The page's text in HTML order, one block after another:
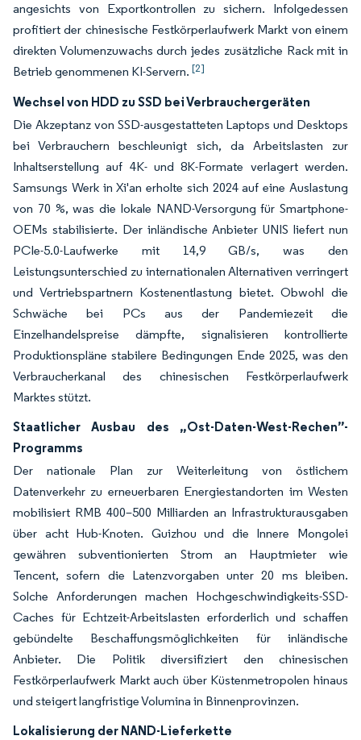
angesichts von Exportkontrollen zu sichern. Infolgedessen
profitiert der chinesische Festkörperlaufwerk Markt von einem
direkten Volumenzuwachs durch jedes zusätzliche Rack mit in
Betrieb genommenen KI-Servern. [2]
Wechsel von HDD zu SSD bei Verbrauchergeräten
Die Akzeptanz von SSD-ausgestatteten Laptops und Desktops
bei Verbrauchern beschleunigt sich, da Arbeitslasten zur
Inhaltserstellung auf 4K- und 8K-Formate verlagert werden.
Samsungs Werk in Xi'an erholte sich 2024 auf eine Auslastung
von 70 %, was die lokale NAND-Versorgung für Smartphone-
OEMs stabilisierte. Der inländische Anbieter UNIS liefert nun
PCIe-5.0-Laufwerke mit 14,9 GB/s, was den
Leistungsunterschied zu internationalen Alternativen verringert
und Vertriebspartnern Kostenentlastung bietet. Obwohl die
Schwäche bei PCs aus der Pandemiezeit die
Einzelhandelspreise dämpfte, signalisieren kontrollierte
Produktionspläne stabilere Bedingungen Ende 2025, was den
Verbraucherkanal des chinesischen Festkörperlaufwerk
Marktes stützt.
Staatlicher Ausbau des „Ost-Daten-West-Rechen”-
Programms
Der nationale Plan zur Weiterleitung von östlichem
Datenverkehr zu erneuerbaren Energiestandorten im Westen
mobilisiert RMB 400–500 Milliarden an Infrastrukturausgaben
über acht Hub-Knoten. Guizhou und die Innere Mongolei
gewähren subventionierten Strom an Hauptmieter wie
Tencent, sofern die Latenzvorgaben unter 20 ms bleiben.
Solche Anforderungen machen Hochgeschwindigkeits-SSD-
Caches für Echtzeit-Arbeitslasten erforderlich und schaffen
gebündelte Beschaffungsmöglichkeiten für inländische
Anbieter. Die Politik diversifiziert den chinesischen
Festkörperlaufwerk Markt auch über Küstenmetropolen hinaus
und steigert langfristige Volumina in Binnenprovinzen.
Lokalisierung der NAND-Lieferkette